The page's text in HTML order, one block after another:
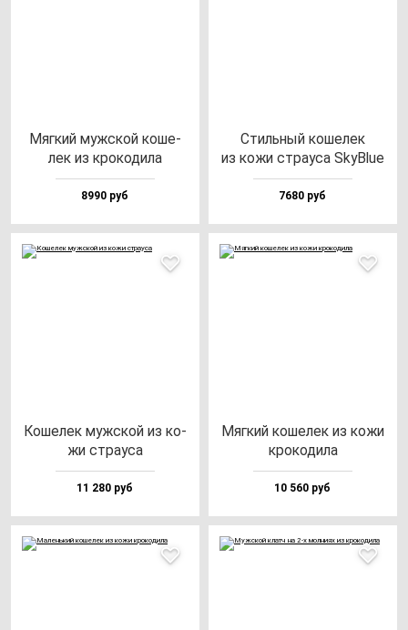
Мяг­кий муж­ской ко­ше­
лек из кро­ко­ди­ла
8990 руб
Стиль­ный ко­ше­лек
из ко­жи стра­уса SkyBlue
7680 руб
Коше­лек муж­ской из ко­
жи стра­уса
11 280 руб
Мяг­кий ко­ше­лек из ко­жи
кро­ко­ди­ла
10 560 руб